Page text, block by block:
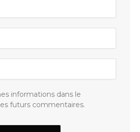
informations dans le
futurs commentaires.